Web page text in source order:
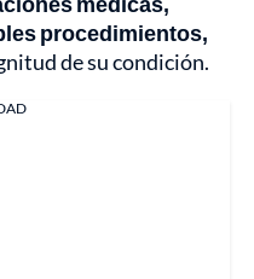
procedimientos,
de su condición.